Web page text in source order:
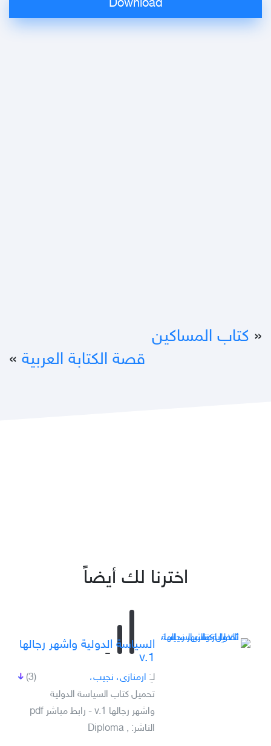
« كتاب المساكين
قصة الكتابة العربية »
اخترنا لك أيضاً
السياسة الدولية واشهر رجالها
v.1
(3) لـِ: ارمنازى، نجيب،
تحميل كتاب السياسة الدولية
واشهر رجالها v.1 - رابط مباشر pdf
الناشر: , Diploma